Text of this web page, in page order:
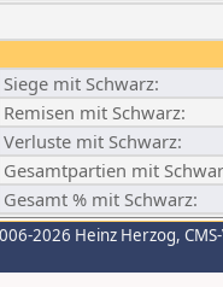
Siege mit Schwarz:
Remisen mit Schwarz:
Verluste mit Schwarz:
Gesamtpartien mit
Gesamt % mit Schwarz:
2026 Heinz Herzog,